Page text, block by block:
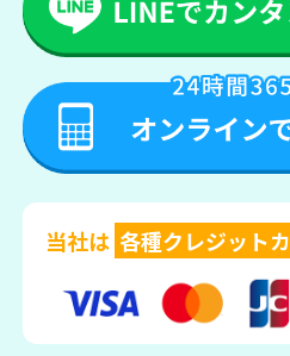
当社は 各種クレジット